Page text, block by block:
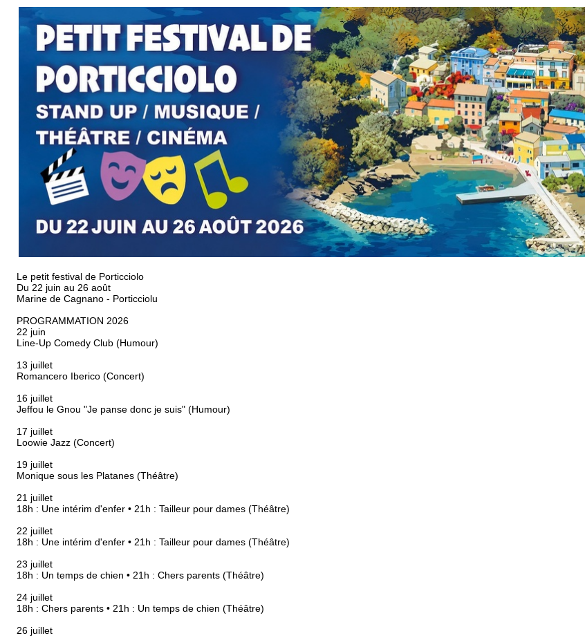
Le petit festival de Porticciolo
Du 22 juin au 26 août
Marine de Cagnano - Porticciolu
PROGRAMMATION 2026
22 juin
Line-Up Comedy Club (Humour)
13 juillet
Romancero Iberico (Concert)
16 juillet
Jeffou le Gnou "Je panse donc je suis" (Humour)
17 juillet
Loowie Jazz (Concert)
19 juillet
Monique sous les Platanes (Théâtre)
21 juillet
18h : Une intérim d'enfer • 21h : Tailleur pour dames (Théâtre)
22 juillet
18h : Une intérim d'enfer • 21h : Tailleur pour dames (Théâtre)
23 juillet
18h : Un temps de chien • 21h : Chers parents (Théâtre)
24 juillet
18h : Chers parents • 21h : Un temps de chien (Théâtre)
26 juillet